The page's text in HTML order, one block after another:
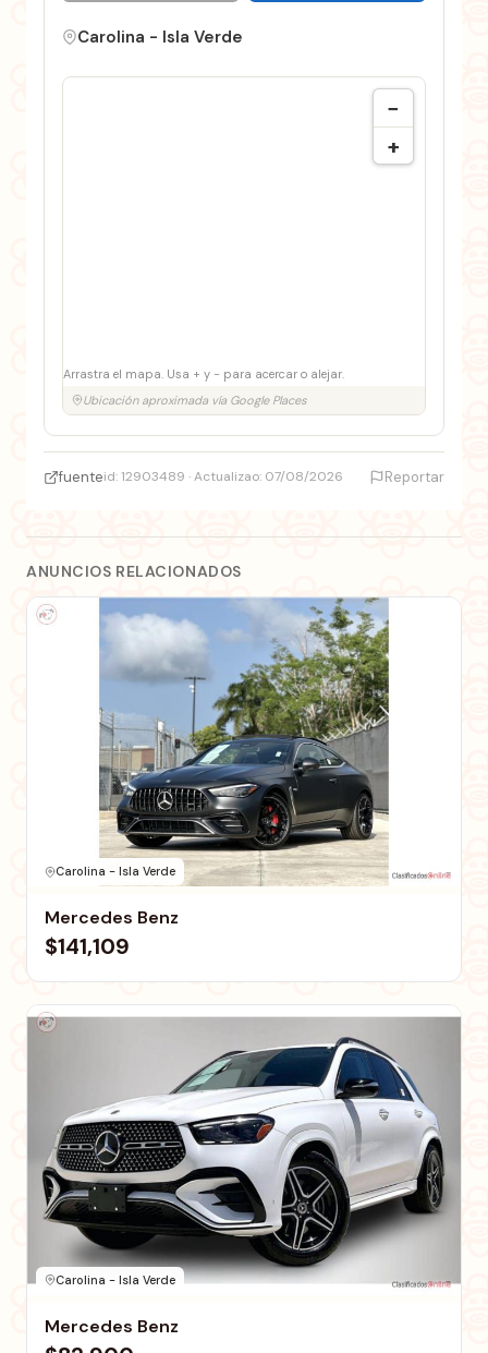
Carolina - Isla Verde
−
+
Arrastra el mapa. Usa + y − para acercar o alejar.
Ubicación aproximada vía Google Places
fuenteid: 12903489 · Actualizao: 07/08/2026 Reportar
ANUNCIOS RELACIONADOS
Carolina - Isla Verde
Mercedes Benz
$141,109
Carolina - Isla Verde
Mercedes Benz